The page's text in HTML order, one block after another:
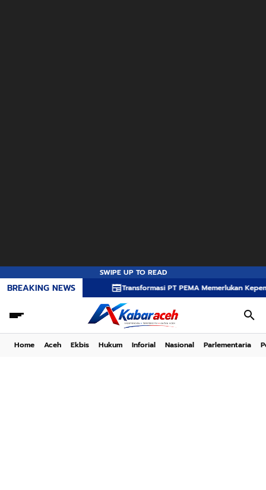
SWIPE UP TO READ
BREAKING NEWS Transformasi PT PEMA Memerlukan
Home Aceh Ekbis Hukum Inforial Nasional Parlementaria